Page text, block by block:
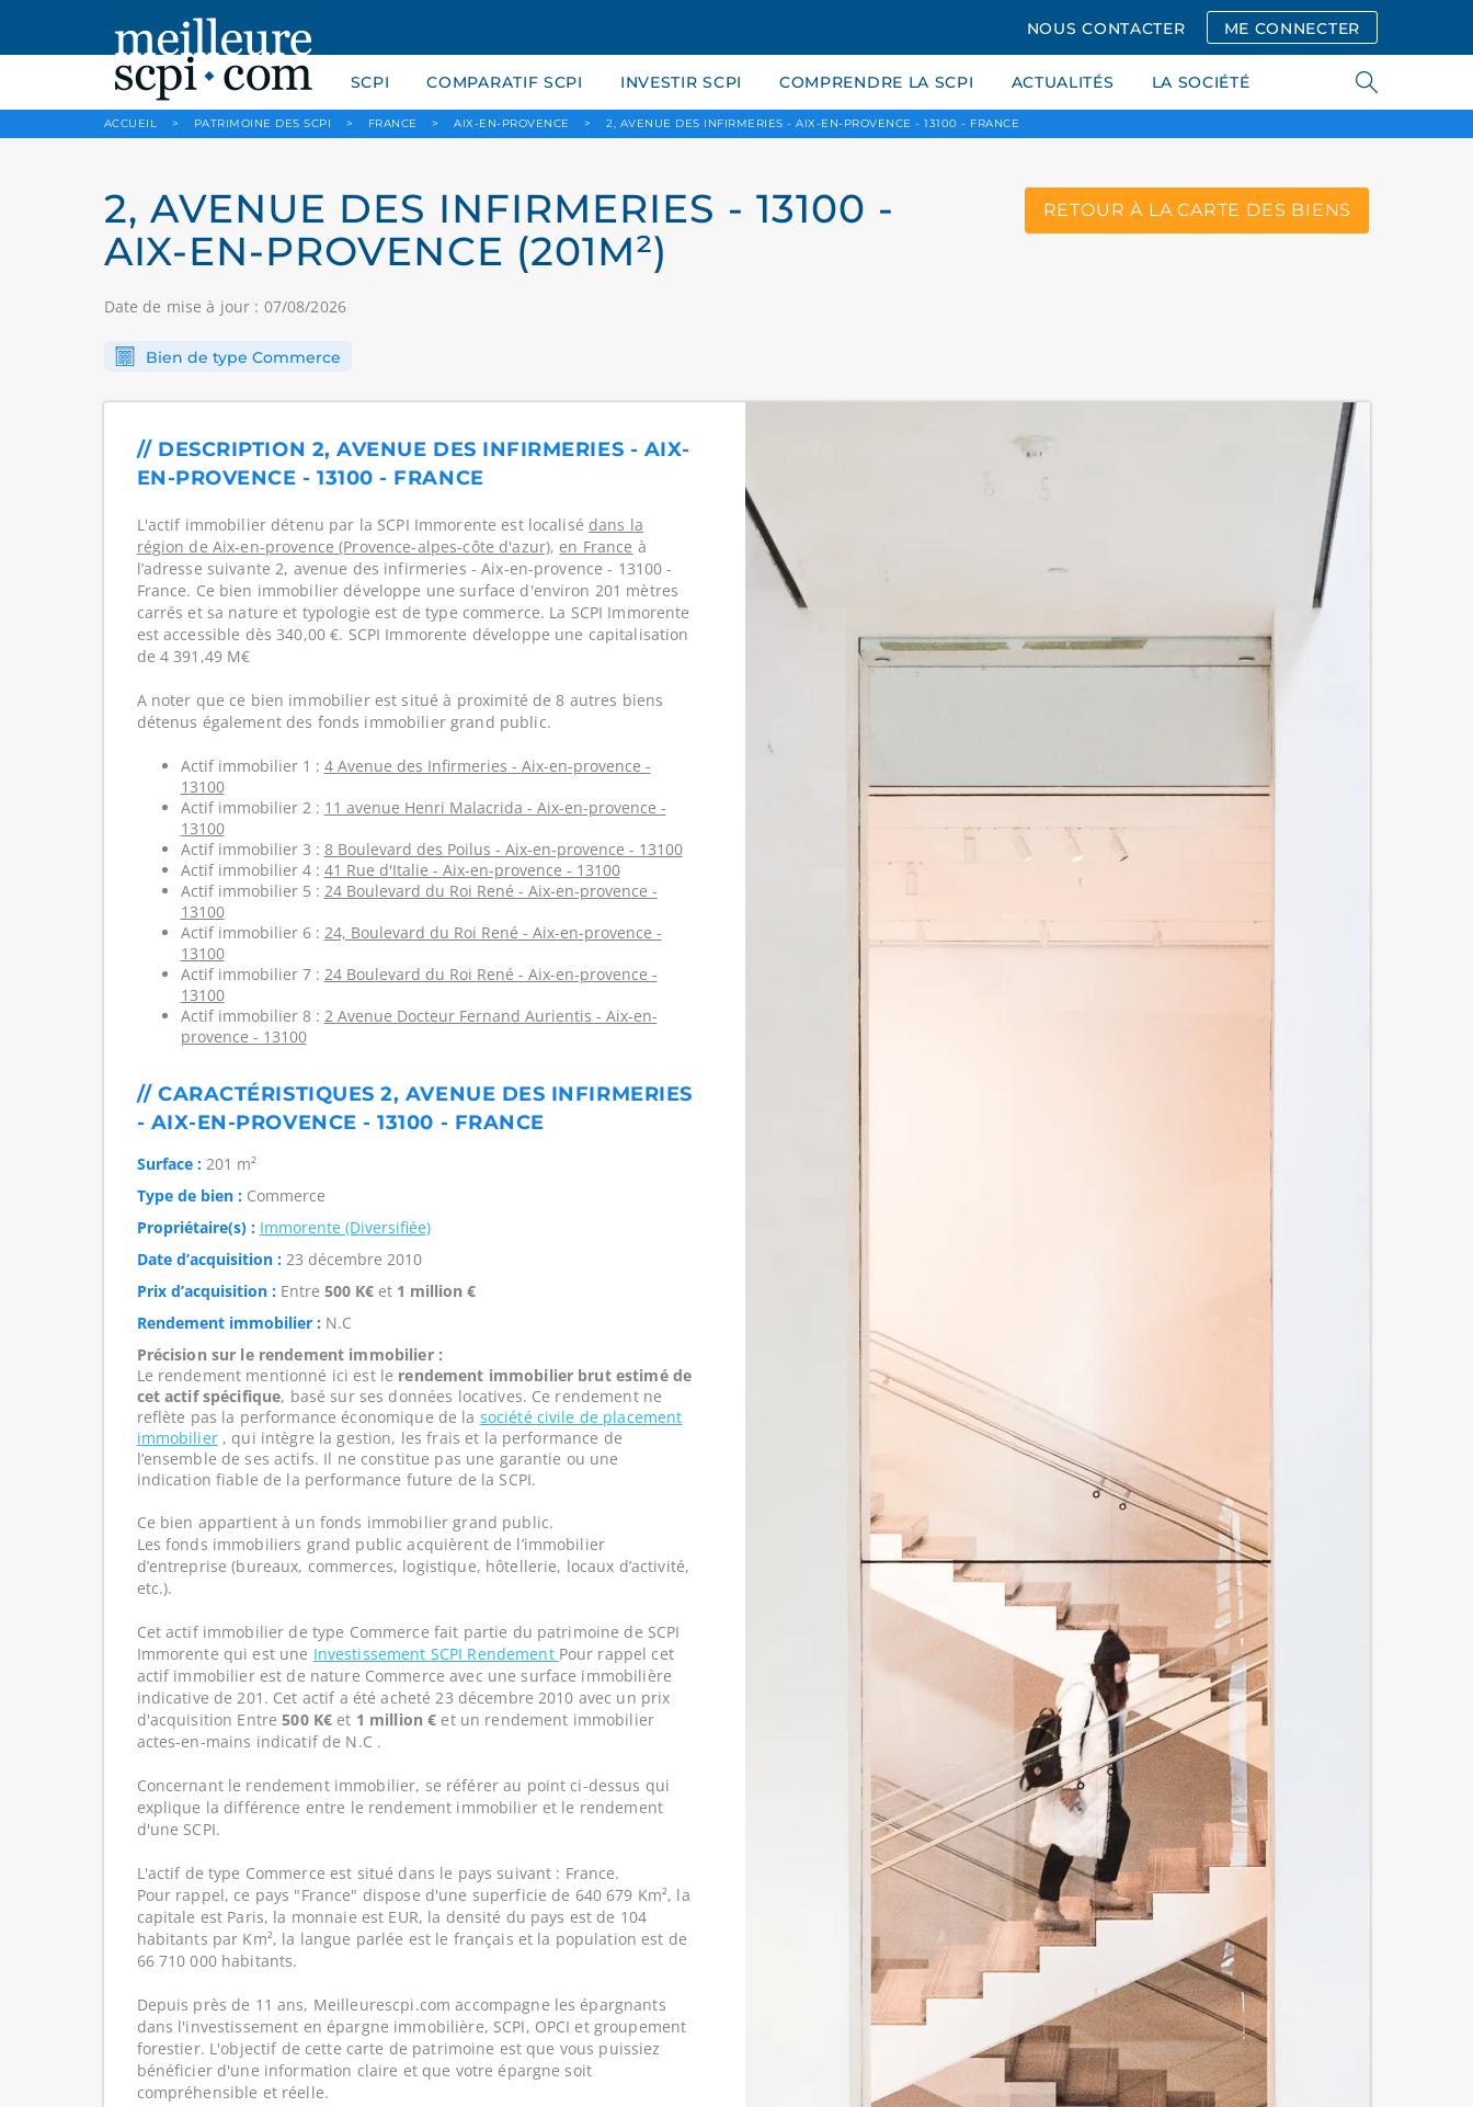
NOUS CONTACTER ME CONNECTER
SCPI COMPARATIF SCPI INVESTIR SCPI COMPRENDRE LA SCPI ACTUALITÉS LA SOCIÉTÉ
ACCUEIL > PATRIMOINE DES SCPI > FRANCE > AIX-EN-PROVENCE > 2, AVENUE DES INFIRMERIES - AIX-EN-PROVENCE - 13100 - FRANCE
2, AVENUE DES INFIRMERIES - 13100 -
AIX-EN-PROVENCE (201M²)
Date de mise à jour : 07/08/2026
RETOUR À LA CARTE DES BIENS
Bien de type Commerce
// DESCRIPTION 2, AVENUE DES INFIRMERIES - AIX-
EN-PROVENCE - 13100 - FRANCE
L'actif immobilier détenu par la SCPI Immorente est localisé dans la
région de Aix-en-provence (Provence-alpes-côte d'azur), en France à
l’adresse suivante 2, avenue des infirmeries - Aix-en-provence - 13100 -
France. Ce bien immobilier développe une surface d'environ 201 mètres
carrés et sa nature et typologie est de type commerce. La SCPI Immorente
est accessible dès 340,00 €. SCPI Immorente développe une capitalisation
de 4 391,49 M€
A noter que ce bien immobilier est situé à proximité de 8 autres biens
détenus également des fonds immobilier grand public.
Actif immobilier 1 : 4 Avenue des Infirmeries - Aix-en-provence -
13100
Actif immobilier 2 : 11 avenue Henri Malacrida - Aix-en-provence -
13100
Actif immobilier 3 : 8 Boulevard des Poilus - Aix-en-provence - 13100
Actif immobilier 4 : 41 Rue d'Italie - Aix-en-provence - 13100
Actif immobilier 5 : 24 Boulevard du Roi René - Aix-en-provence -
13100
Actif immobilier 6 : 24, Boulevard du Roi René - Aix-en-provence -
13100
Actif immobilier 7 : 24 Boulevard du Roi René - Aix-en-provence -
13100
Actif immobilier 8 : 2 Avenue Docteur Fernand Aurientis - Aix-en-
provence - 13100
// CARACTÉRISTIQUES 2, AVENUE DES INFIRMERIES
- AIX-EN-PROVENCE - 13100 - FRANCE
Surface :201 m²
Type de bien :Commerce
Propriétaire(s) : Immorente (Diversifiée)
Date d’acquisition :23 décembre 2010
Prix d’acquisition :Entre 500 K€et 1 million €
Rendement immobilier :N.C
Précision sur le rendement immobilier :
Le rendement mentionné ici est le rendement immobilier brut estimé de
cet actif spécifique, basé sur ses données locatives. Ce rendement ne
reflète pas la performance économique de la société civile de placement
immobilier, qui intègre la gestion, les frais et la performance de
l’ensemble de ses actifs. Il ne constitue pas une garantie ou une
indication fiable de la performance future de la SCPI.
Ce bien appartient à un fonds immobilier grand public.
Les fonds immobiliers grand public acquièrent de l’immobilier
d’entreprise (bureaux, commerces, logistique, hôtellerie, locaux d’activité,
etc.).
Cet actif immobilier de type Commerce fait partie du patrimoine de SCPI
Immorente qui est une Investissement SCPI Rendement Pour rappel cet
actif immobilier est de nature Commerce avec une surface immobilière
indicative de 201. Cet actif a été acheté 23 décembre 2010 avec un prix
d'acquisition Entre500 K€ et 1 million € et un rendement immobilier
actes-en-mains indicatif de N.C .
Concernant le rendement immobilier, se référer au point ci-dessus qui
explique la différence entre le rendement immobilier et le rendement
d'une SCPI.
L'actif de type Commerce est situé dans le pays suivant : France.
Pour rappel, ce pays "France" dispose d'une superficie de 640 679 Km², la
capitale est Paris, la monnaie est EUR, la densité du pays est de 104
habitants par Km², la langue parlée est le français et la population est de
66 710 000 habitants.
Depuis près de 11 ans, Meilleurescpi.com accompagne les épargnants
dans l'investissement en épargne immobilière, SCPI, OPCI et groupement
forestier. L'objectif de cette carte de patrimoine est que vous puissiez
bénéficier d'une information claire et que votre épargne soit
compréhensible et réelle.